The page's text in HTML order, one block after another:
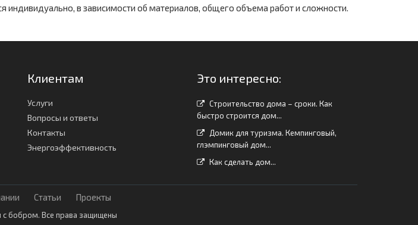
индивидуально, в зависимости об материалов, общего объема работ и сложности.
Клиентам
Услуги
Вопросы и ответы
Контакты
Энергоэффективность
Это интересно:
Строительство дома – сроки. Как
быстро строится дом...
Домик для туризма. Кемпинговый,
глэмпинговый дом...
Как сделать дом...
Статьи Проекты
бобром. Все права защищены